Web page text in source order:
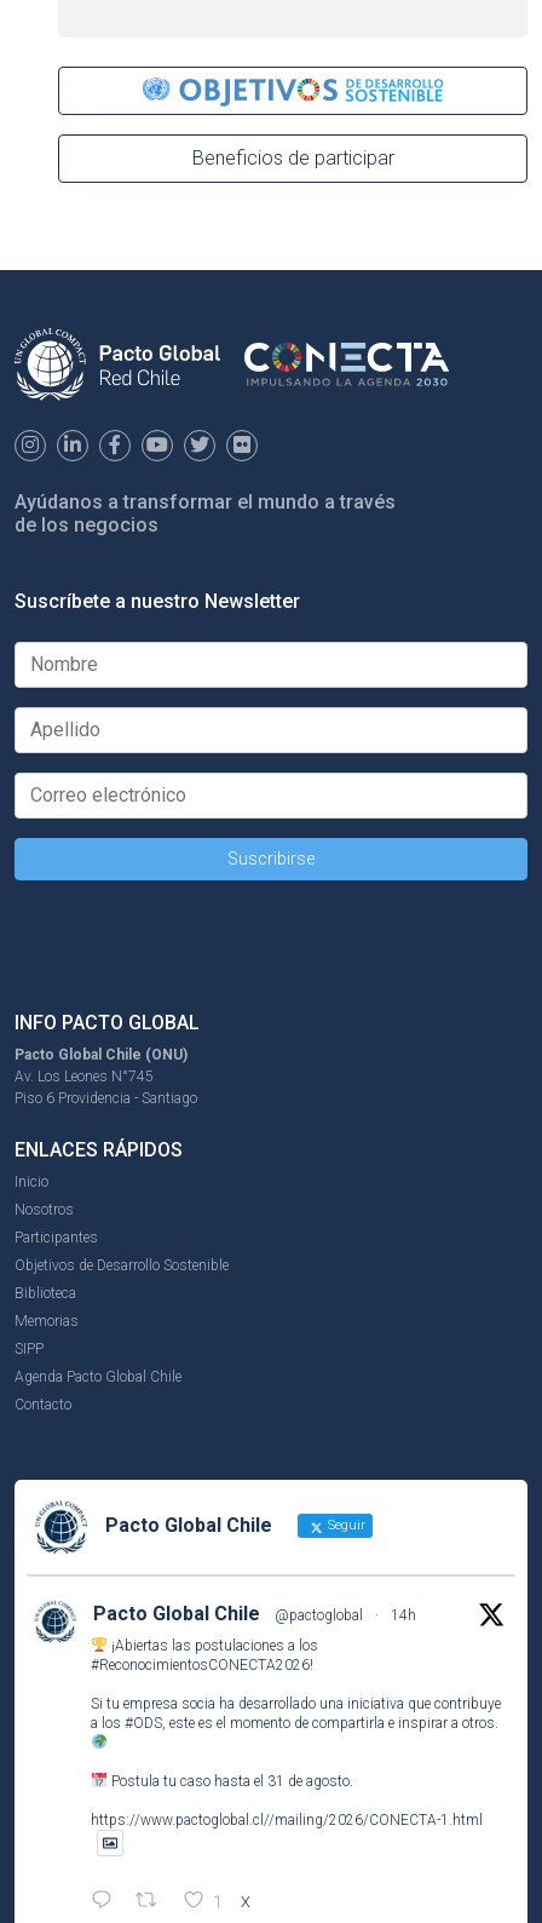
Beneficios de participar
Ayúdanos a transformar el mundo a través
de los negocios
Suscríbete a nuestro Newsletter
INFO PACTO GLOBAL
Pacto Global Chile (ONU)
Av. Los Leones N°745
Piso 6 Providencia - Santiago
ENLACES RÁPIDOS
Inicio
Nosotros
Participantes
Objetivos de Desarrollo Sostenible
Biblioteca
Memorias
SIPP
Agenda Pacto Global Chile
Contacto
Pacto Global Chile Seguir
Pacto Global Chile @pactoglobal ·
14h
¡Abiertas las postulaciones a los
#ReconocimientosCONECTA2026!
Si tu empresa socia ha desarrollado una iniciativa que contribuye
a los #ODS , este es el momento de compartirla e inspirar a otros.
Postula tu caso hasta el 31 de agosto.
https://www.pactoglobal.cl//mailing/2026/CONECTA-1.html
1 X